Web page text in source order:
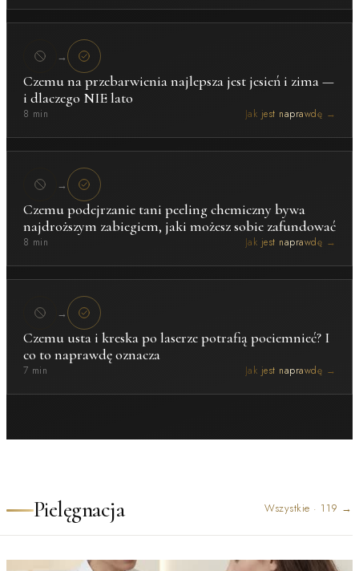
→
Czemu na przebarwienia najlepsza jest jesień i zima —
i dlaczego NIE lato
8 min Jak jest naprawdę →
→
Czemu podejrzanie tani peeling chemiczny bywa
najdroższym zabiegiem, jaki możesz sobie zafundować
8 min Jak jest naprawdę →
→
Czemu usta i kreska po laserze potrafią pociemnieć? I
co to naprawdę oznacza
7 min Jak jest naprawdę →
Pielęgnacja Wszystkie · 119 →